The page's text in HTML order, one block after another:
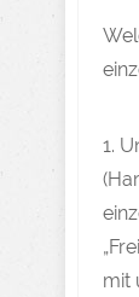
1.
mit